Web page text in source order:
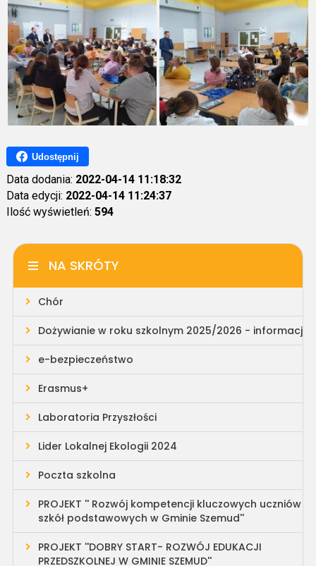
Udostępnij
Data dodania: 2022-04-14 11:18:32
Data edycji: 2022-04-14 11:24:37
Ilość wyświetleń: 594
NA SKRÓTY
Chór
Dożywianie w roku szkolnym 2025/2026 - informacja
e-bezpieczeństwo
Erasmus+
Laboratoria Przyszłości
Lider Lokalnej Ekologii 2024
Poczta szkolna
PROJEKT '' Rozwój kompetencji kluczowych uczniów
szkół podstawowych w Gminie Szemud''
PROJEKT ''DOBRY START- ROZWÓJ EDUKACJI
PRZEDSZKOLNEJ W GMINIE SZEMUD''